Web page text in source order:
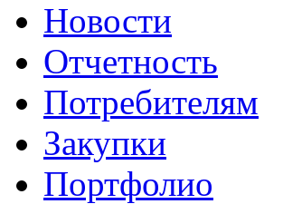
Новости
Отчетность
Потребителям
Закупки
Портфолио